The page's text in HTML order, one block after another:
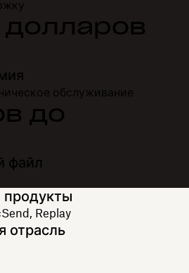
обслуживание
до
файл
Replay
отрасль